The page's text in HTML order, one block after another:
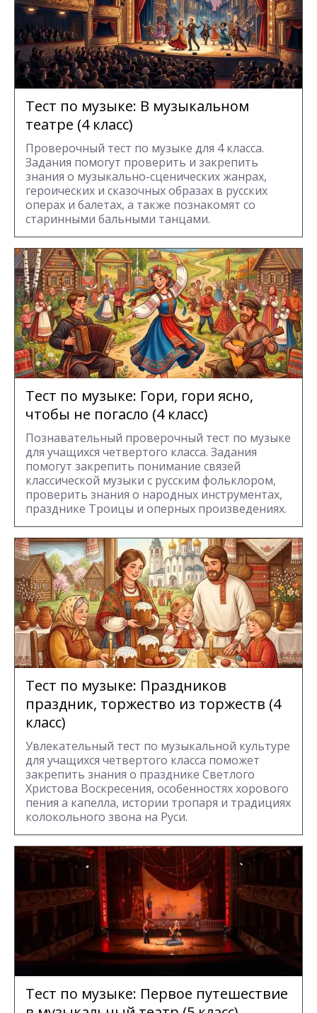
Тест по музыке: В музыкальном
театре (4 класс)
Проверочный тест по музыке для 4 класса.
Задания помогут проверить и закрепить
знания о музыкально-сценических жанрах,
героических и сказочных образах в русских
операх и балетах, а также познакомят со
старинными бальными танцами.
Тест по музыке: Гори, гори ясно,
чтобы не погасло (4 класс)
Познавательный проверочный тест по музыке
для учащихся четвертого класса. Задания
помогут закрепить понимание связей
классической музыки с русским фольклором,
проверить знания о народных инструментах,
празднике Троицы и оперных произведениях.
Тест по музыке: Праздников
праздник, торжество из торжеств (4
класс)
Увлекательный тест по музыкальной культуре
для учащихся четвертого класса поможет
закрепить знания о празднике Светлого
Христова Воскресения, особенностях хорового
пения а капелла, истории тропаря и традициях
колокольного звона на Руси.
Тест по музыке: Первое путешествие